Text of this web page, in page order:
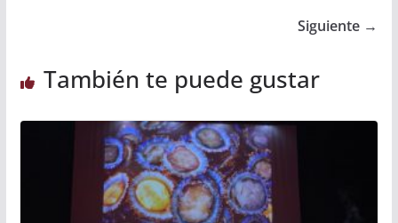
Siguiente →
También te puede gustar